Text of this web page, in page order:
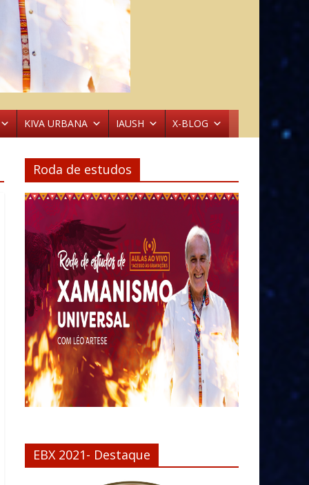
KIVA URBANA IAUSH X-BLOG
Roda de estudos
EBX 2021- Destaque